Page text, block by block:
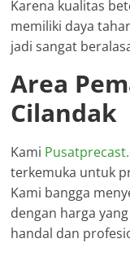
Karena kualitas
memiliki daya
jadi sangat
Area
Cilandak
Kami
terkemuka untuk
Kami bangga
dengan harga
handal dan